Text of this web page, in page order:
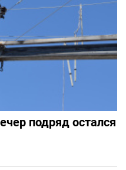
подряд остался